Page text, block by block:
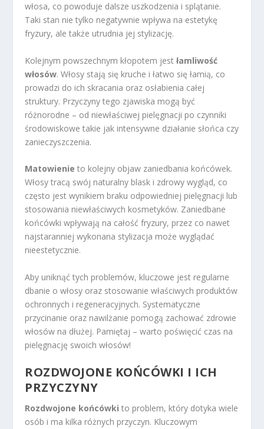
włosa, co powoduje dalsze uszkodzenia i splątanie.
Taki stan nie tylko negatywnie wpływa na estetykę
fryzury, ale także utrudnia jej stylizację.
Kolejnym powszechnym kłopotem jestłamliwość
włosów. Włosy stają się kruche i łatwo się łamią, co
prowadzi do ich skracania oraz osłabienia całej
struktury. Przyczyny tego zjawiska mogą być
różnorodne – od niewłaściwej pielęgnacji po czynniki
środowiskowe takie jak intensywne działanie słońca czy
zanieczyszczenia.
Matowienie to kolejny objaw zaniedbania końcówek.
Włosy tracą swój naturalny blask i zdrowy wygląd, co
często jest wynikiem braku odpowiedniej pielęgnacji lub
stosowania niewłaściwych kosmetyków. Zaniedbane
końcówki wpływają na całość fryzury, przez co nawet
najstaranniej wykonana stylizacja może wyglądać
nieestetycznie.
Aby uniknąć tych problemów, kluczowe jest regularne
dbanie o włosy oraz stosowanie właściwych produktów
ochronnych i regeneracyjnych. Systematyczne
przycinanie oraz nawilżanie pomogą zachować zdrowie
włosów na dłużej. Pamiętaj – warto poświęcić czas na
pielęgnację swoich włosów!
ROZDWOJONE KOŃCÓWKI I ICH
PRZYCZYNY
Rozdwojone końcówki to problem, który dotyka wiele
osób i ma kilka różnych przyczyn. Kluczowym